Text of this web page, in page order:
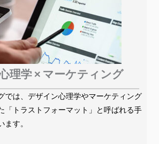
理学 × マーケティング
では、デザイン心理学やマーケティング
「トラストフォーマット」と呼ばれる手
ます。